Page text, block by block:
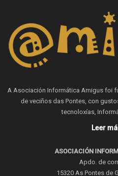
A Asociación Informática Amigus foi
de veciños das Pontes, con
tecnoloxías,
Leer
ASOCIACIÓN
Apdo. de
15320 As Pontes de